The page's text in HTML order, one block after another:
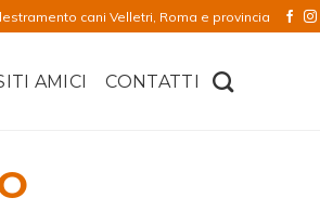
cani Velletri, Roma e provincia
AMICI CONTATTI